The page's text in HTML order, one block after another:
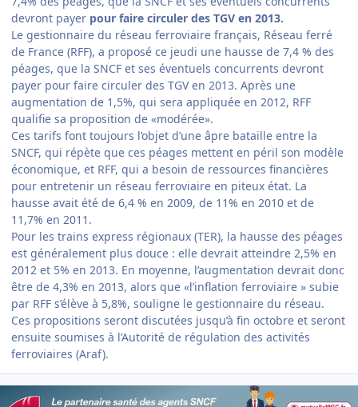
devront payer pour faire circuler des TGV en 2013.
Le gestionnaire du réseau ferroviaire français, Réseau ferré
de France (RFF), a proposé ce jeudi une hausse de 7,4 % des
péages, que la SNCF et ses éventuels concurrents devront
payer pour faire circuler des TGV en 2013. Après une
augmentation de 1,5%, qui sera appliquée en 2012, RFF
qualifie sa proposition de «modérée».
Ces tarifs font toujours l’objet d’une âpre bataille entre la
SNCF, qui répète que ces péages mettent en péril son modèle
économique, et RFF, qui a besoin de ressources financières
pour entretenir un réseau ferroviaire en piteux état. La
hausse avait été de 6,4 % en 2009, de 11% en 2010 et de
11,7% en 2011.
Pour les trains express régionaux (TER), la hausse des péages
est généralement plus douce : elle devrait atteindre 2,5% en
2012 et 5% en 2013. En moyenne, l’augmentation devrait donc
être de 4,3% en 2013, alors que «l’inflation ferroviaire » subie
par RFF s’élève à 5,8%, souligne le gestionnaire du réseau.
Ces propositions seront discutées jusqu’à fin octobre et seront
ensuite soumises à l’Autorité de régulation des activités
ferroviaires (Araf).